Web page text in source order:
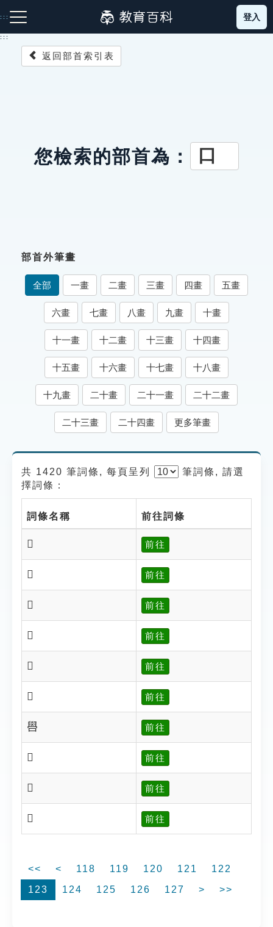
到
主
:::
成語故事
索引選單
知識索引
單字索引
生命大百科索引
遊戲專區
貓頭鷹博士
登入
:::
返回部首索引表
您檢索的部首為： 口
部首外筆畫
全部 一畫 二畫 三畫 四畫 五畫
六畫 七畫 八畫 九畫 十畫
十一畫 十二畫 十三畫 十四畫
十五畫 十六畫 十七畫 十八畫
十九畫 二十畫 二十一畫 二十二畫
二十三畫 二十四畫 更多筆畫
共 1420 筆詞條, 每頁呈列 筆詞條, 請選
擇詞條：
詞條名稱 前往詞條
𠿛 前往
𠿜 前往
𠿜 前往
𠿝 前往
𠿝 前往
𠿞 前往
𠿟 前往
𠿠 前往
𠿠 前往
𠿡 前往
<< < 118 119 120 121
122
123
124 125 126 127 > >>